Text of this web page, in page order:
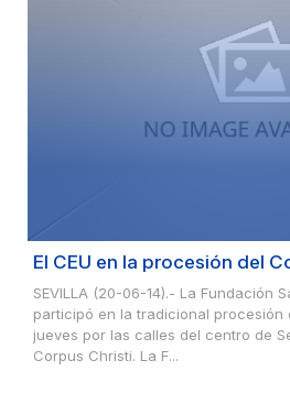
El CEU en la procesión del
SEVILLA (20-06-14).- La Fundación
participó en la tradicional procesión
jueves por las calles del centro de
Corpus Christi. La F...